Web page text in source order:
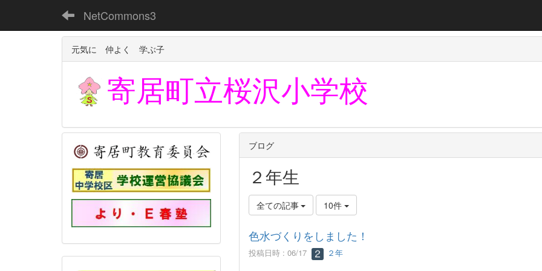
NetCommons3
元気に 仲よく 学ぶ子
寄居町立桜沢小学校
ブログ
２年生
全ての記事 10件
色水づくりをしました！
投稿日時 : 06/17 ２年